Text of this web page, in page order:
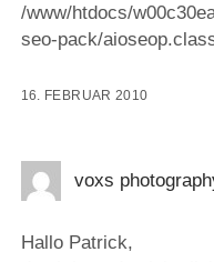
/www/htdocs/
seo-pack/
16. FEBRUAR 2010
voxs
Hallo Patrick,